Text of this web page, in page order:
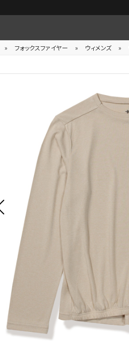
» フォックスファイヤー » ウィメンズ »